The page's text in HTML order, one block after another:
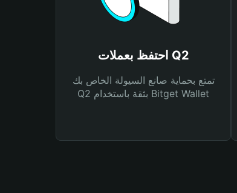
احتفظ بعملات Q2
تمتع بحماية صانع السيولة الخاص بك
Q2 بثقة باستخدام Bitget Wallet